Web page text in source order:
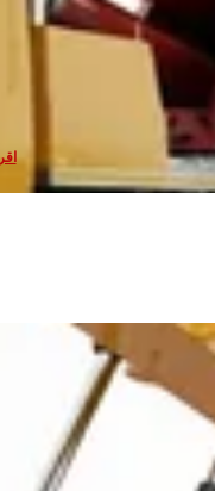
لمركبات الرافعات،
أنظمة
متوقفة في المواقع لفترات